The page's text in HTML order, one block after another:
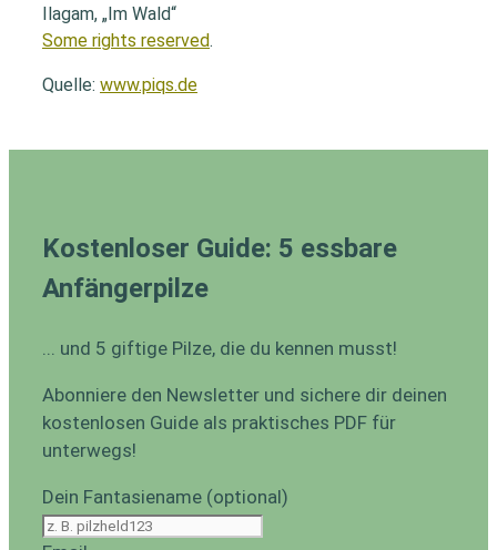
Ilagam, „Im Wald“
Some rights reserved.
Quelle: www.piqs.de
Kostenloser Guide: 5 essbare
Anfängerpilze
... und 5 giftige Pilze, die du kennen musst!
Abonniere den Newsletter und sichere dir deinen
kostenlosen Guide als praktisches PDF für
unterwegs!
Dein Fantasiename (optional)